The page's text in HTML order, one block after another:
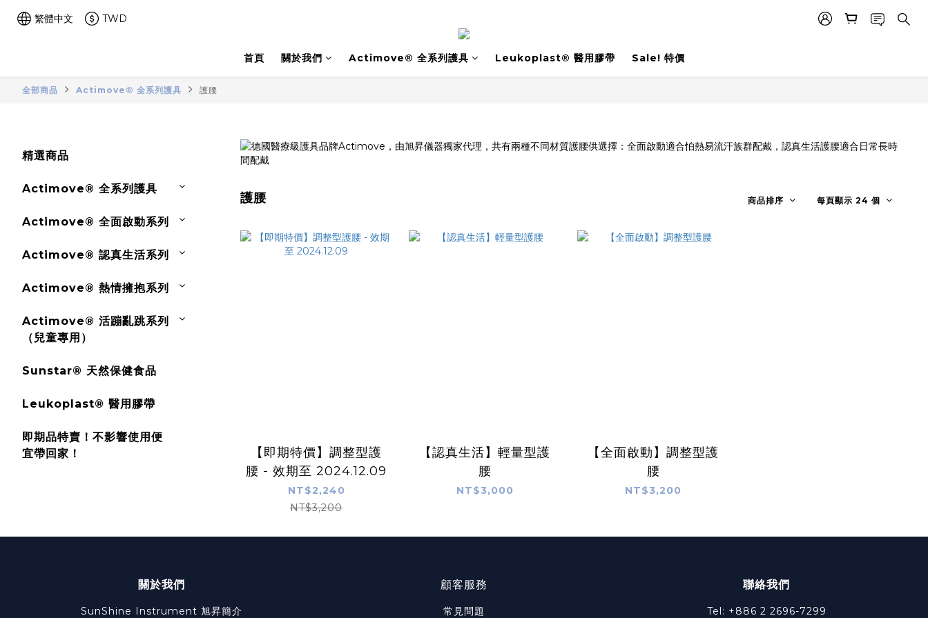
繁體中文 TWD
首頁 關於我們 Actimove® 全系列護具 Leukoplast® 醫用膠帶 Sale! 特價
全部商品 Actimove® 全系列護具 護腰
精選商品
Actimove® 全系列護具
Actimove® 全面啟動系列
Actimove® 認真生活系列
Actimove® 熱情擁抱系列
Actimove® 活蹦亂跳系列
（兒童專用）
Sunstar® 天然保健食品
Leukoplast® 醫用膠帶
即期品特賣！不影響使用便
宜帶回家！
護腰 商品排序 每頁顯示 24 個
【即期特價】調整型護
腰 - 效期至 2024.12.09
NT$2,240
NT$3,200
【認真生活】輕量型護
腰
NT$3,000
【全面啟動】調整型護
腰
NT$3,200
關於我們
SunShine Instrument 旭昇簡介
顧客服務
常見問題
聯絡我們
Tel: +886 2 2696-7299